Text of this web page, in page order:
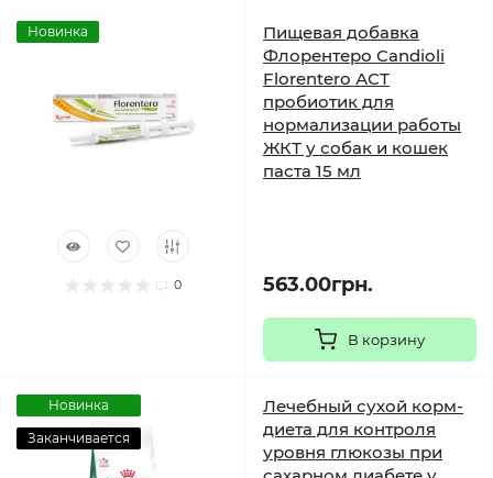
Новинка
0
Пищевая добавка
Флорентеро Candioli
Florentero АСТ
пробиотик для
нормализации работы
ЖКТ у собак и кошек
паста 15 мл
563.00грн.
В корзину
Новинка
Заканчивается
Лечебный сухой корм-
диета для контроля
уровня глюкозы при